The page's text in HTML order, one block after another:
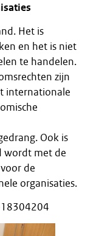
Het is
en het is niet
te handelen.
zijn
internationale
Ook is
wordt met de
de
organisaties.